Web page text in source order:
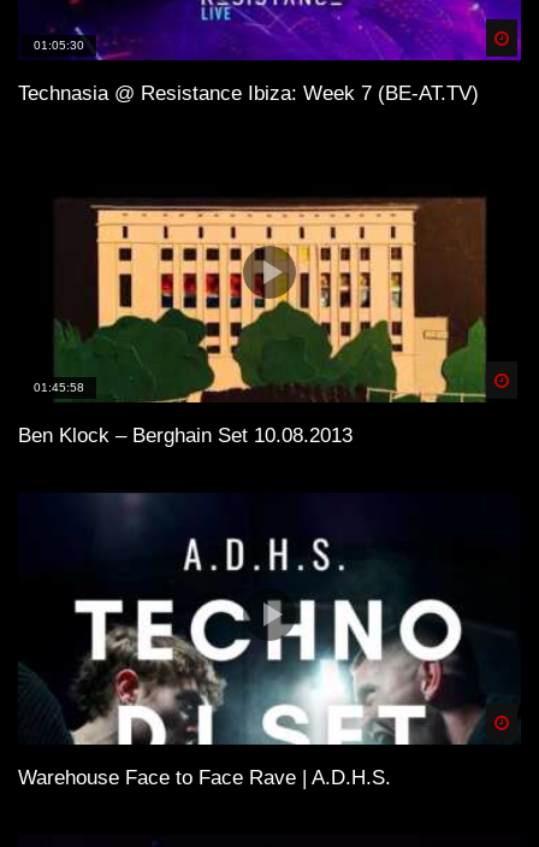
01:05:30
Technasia @ Resistance Ibiza: Week 7 (BE-AT.TV)
01:45:58
Ben Klock – Berghain Set 10.08.2013
Warehouse Face to Face Rave | A.D.H.S.